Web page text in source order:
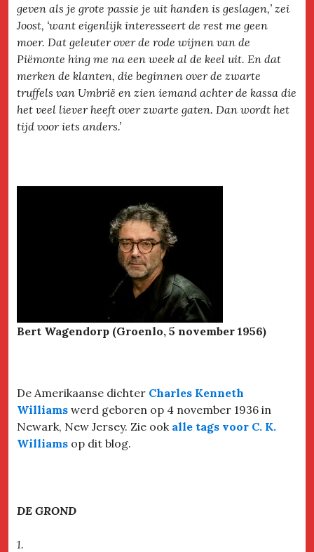
geven als je grote passie je uit handen is geslagen,’ zei
Joost, ‘want eigenlijk interesseert de rest me geen
moer. Dat geleuter over de rode wijnen van de
Piëmonte hing me na een week al de keel uit. En dat
merken de klanten, die beginnen over de zwarte
truffels van Umbrië en zien iemand achter de kassa die
het veel liever heeft over zwarte gaten. Dan wordt het
tijd voor iets anders.’
Bert Wagendorp (Groenlo, 5 november 1956)
De Amerikaanse dichter Charles Kenneth
Williams werd geboren op 4 november 1936 in
Newark, New Jersey. Zie ook alle tags voor C. K.
Williams op dit blog.
DE GROND
1.